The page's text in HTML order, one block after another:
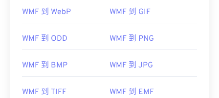
WMF 到 WebP WMF 到 GIF
WMF 到 ODD WMF 到 PNG
WMF 到 BMP WMF 到 JPG
WMF 到 TIFF WMF 到 EMF